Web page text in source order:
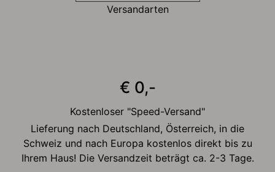
Versandarten
€ 0,-
Kostenloser "Speed-Versand"
Lieferung nach Deutschland, Österreich, in die
Schweiz und nach Europa kostenlos direkt bis zu
Ihrem Haus! Die Versandzeit beträgt ca. 2-3 Tage.